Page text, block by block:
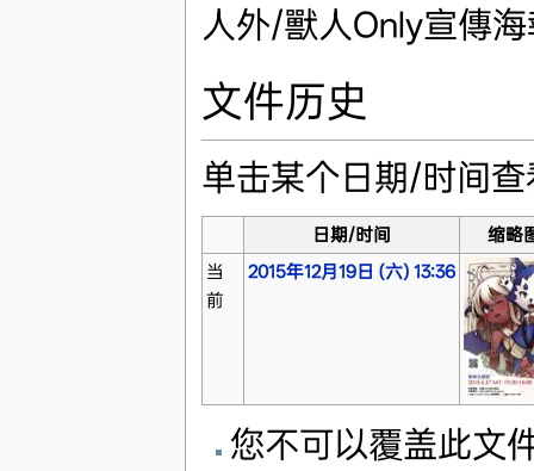
人外/獸人Only宣傳
文件历史
单击某个日期/时间
日期/时间
缩略
当
前
2015年12月19日 (六) 13:36
您不可以覆盖此文